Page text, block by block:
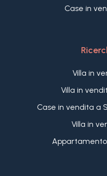
Case in
Villa in
Villa in
Case in vendita a
Villa in